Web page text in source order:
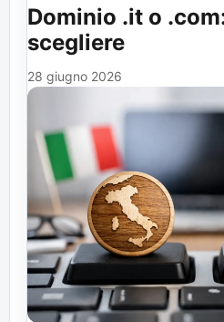
Dominio .it o
scegliere
28 giugno 2026